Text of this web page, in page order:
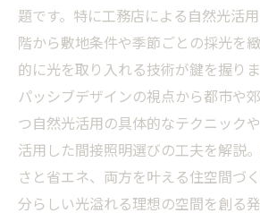
題です。特に工務店による自然光活
階から敷地条件や季節ごとの採光を
的に光を取り入れる技術が鍵を握りま
パッシブデザインの視点から都市や
つ自然光活用の具体的なテクニック
活用した間接照明選びの工夫を解説
さと省エネ、両方を叶える住空間づ
分らしい光溢れる理想の空間を創る